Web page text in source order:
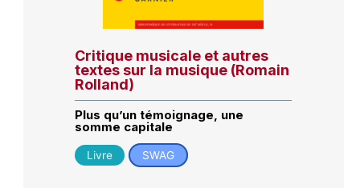
Critique musicale et autres
textes sur la musique (Romain
Rolland)
Plus qu’un témoignage, une
somme capitale
Livre SWAG